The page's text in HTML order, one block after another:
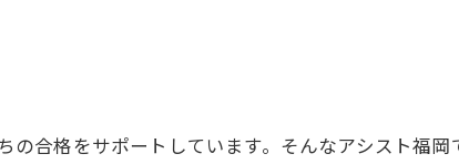
合格をサポートしています。そんなアシスト福